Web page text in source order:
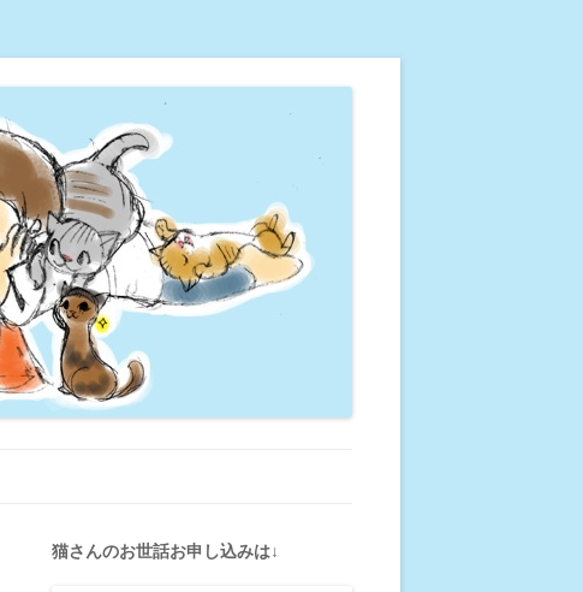
猫さんのお世話お申し込みは↓